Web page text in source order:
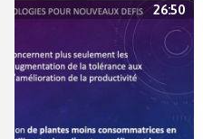
26:50